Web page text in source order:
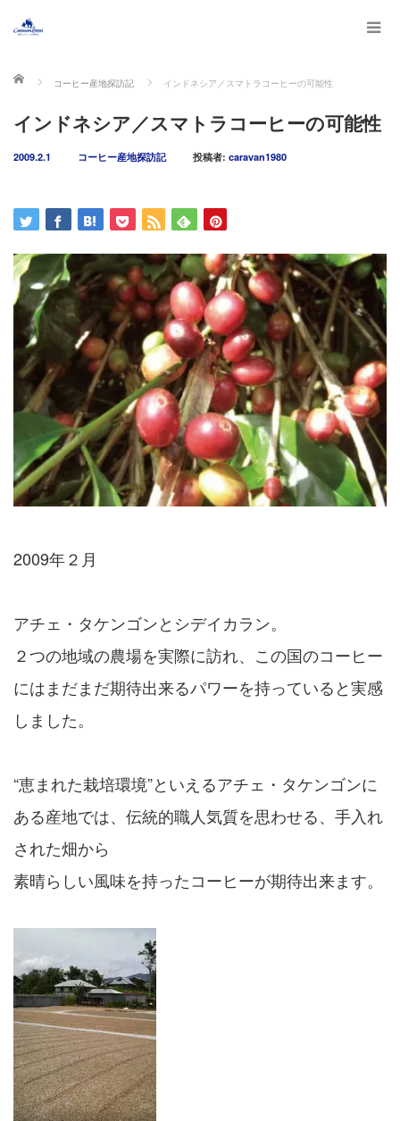
ホーム コーヒー産地探訪記 インドネシア／スマトラコーヒーの可能性
インドネシア／スマトラコーヒーの可能性
2009.2.1 コーヒー産地探訪記 投稿者: caravan1980
2009年２月
アチェ・タケンゴンとシデイカラン。
２つの地域の農場を実際に訪れ、この国のコーヒー
にはまだまだ期待出来るパワーを持っていると実感
しました。
“恵まれた栽培環境”といえるアチェ・タケンゴンに
ある産地では、伝統的職人気質を思わせる、手入れ
された畑から
素晴らしい風味を持ったコーヒーが期待出来ます。